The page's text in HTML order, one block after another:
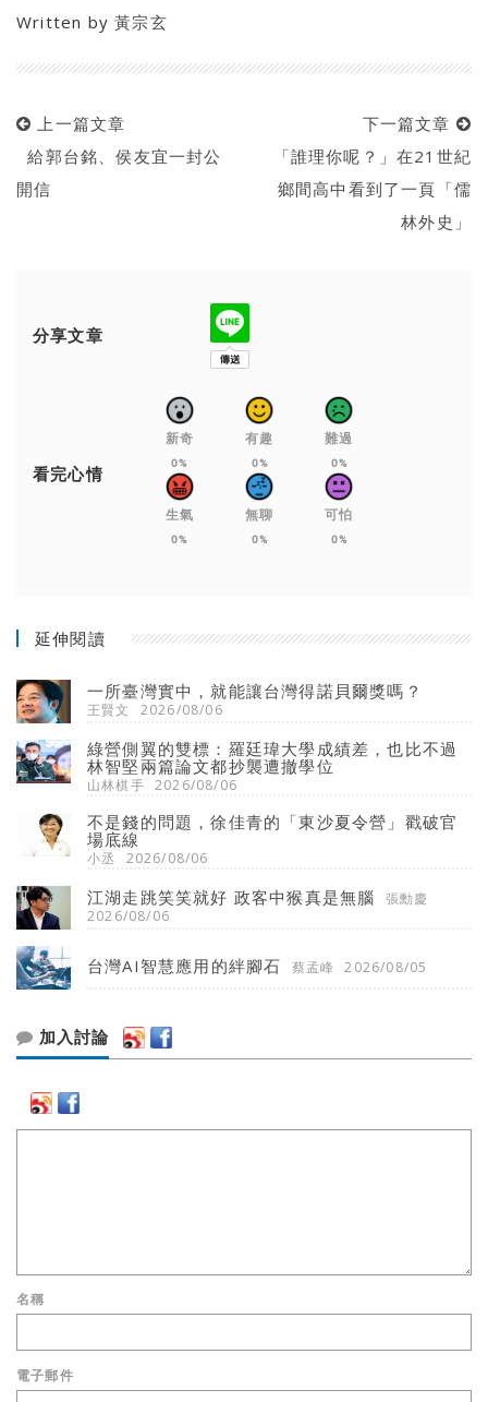
Written by黃宗玄
上一篇文章
給郭台銘、侯友宜一封公
開信
下一篇文章
「誰理你呢？」在21世紀
鄉間高中看到了一頁「儒
林外史」
分享文章
看完心情
新奇
0%
有趣
0%
難過
0%
生氣
0%
無聊
0%
可怕
0%
延伸閱讀
一所臺灣實中，就能讓台灣得諾貝爾獎嗎？
王賢文 2026/08/06
綠營側翼的雙標：羅廷瑋大學成績差，也比不過
林智堅兩篇論文都抄襲遭撤學位
山林棋手 2026/08/06
不是錢的問題，徐佳青的「東沙夏令營」戳破官
場底線
小丞 2026/08/06
江湖走跳笑笑就好 政客中猴真是無腦
張勳慶
2026/08/06
台灣AI智慧應用的絆腳石 蔡孟峰 2026/08/05
加入討論
名稱
電子郵件